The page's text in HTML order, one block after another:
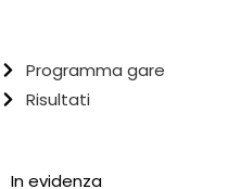
Programma gare
Risultati
In evidenza